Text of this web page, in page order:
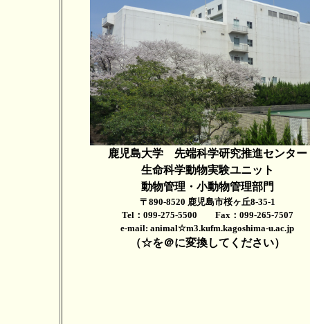
鹿児島大学 先端科学研究推進センター
生命科学動物実験ユニット
動物管理・小動物管理部門
〒890-8520 鹿児島市桜ヶ丘8-35-1
Tel：099-275-5500 Fax：099-265-7507
e-mail: animal☆m3.kufm.kagoshima-u.ac.jp
（☆を＠に変換してください）